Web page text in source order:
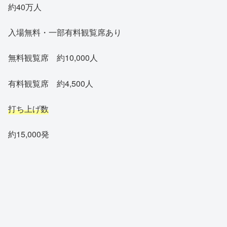
約40万人
入場無料・一部有料観覧席あり
無料観覧席 約10,000人
有料観覧席 約4,500人
打ち上げ数
約15,000発